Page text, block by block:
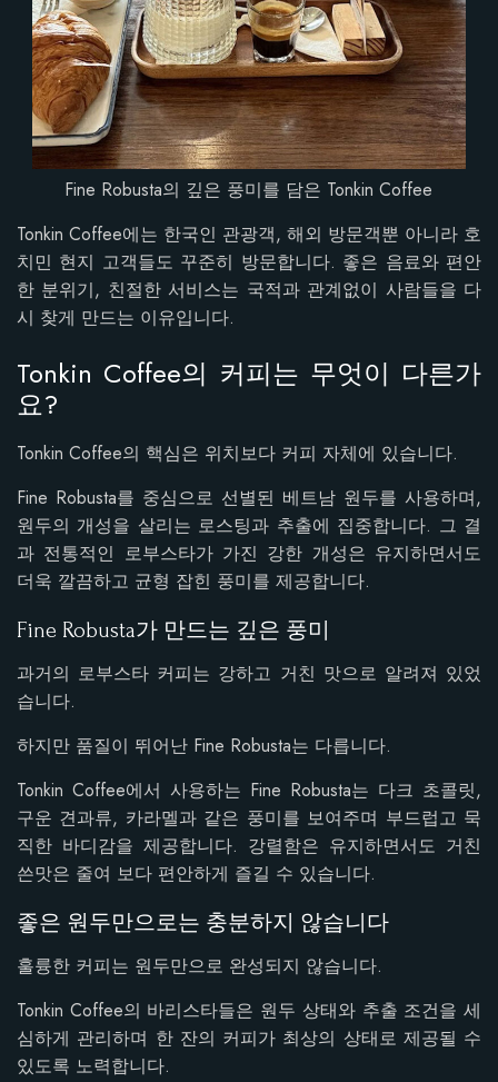
Fine Robusta의 깊은 풍미를 담은 Tonkin Coffee
Tonkin Coffee에는 한국인 관광객, 해외 방문객뿐 아니라 호
치민 현지 고객들도 꾸준히 방문합니다. 좋은 음료와 편안
한 분위기, 친절한 서비스는 국적과 관계없이 사람들을 다
시 찾게 만드는 이유입니다.
Tonkin Coffee의 커피는 무엇이 다른가
요?
Tonkin Coffee의 핵심은 위치보다 커피 자체에 있습니다.
Fine Robusta를 중심으로 선별된 베트남 원두를 사용하며,
원두의 개성을 살리는 로스팅과 추출에 집중합니다. 그 결
과 전통적인 로부스타가 가진 강한 개성은 유지하면서도
더욱 깔끔하고 균형 잡힌 풍미를 제공합니다.
Fine Robusta가 만드는 깊은 풍미
과거의 로부스타 커피는 강하고 거친 맛으로 알려져 있었
습니다.
하지만 품질이 뛰어난 Fine Robusta는 다릅니다.
Tonkin Coffee에서 사용하는 Fine Robusta는 다크 초콜릿,
구운 견과류, 카라멜과 같은 풍미를 보여주며 부드럽고 묵
직한 바디감을 제공합니다. 강렬함은 유지하면서도 거친
쓴맛은 줄여 보다 편안하게 즐길 수 있습니다.
좋은 원두만으로는 충분하지 않습니다
훌륭한 커피는 원두만으로 완성되지 않습니다.
Tonkin Coffee의 바리스타들은 원두 상태와 추출 조건을 세
심하게 관리하며 한 잔의 커피가 최상의 상태로 제공될 수
있도록 노력합니다.